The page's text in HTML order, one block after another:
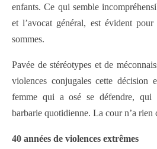
enfants. Ce qui semble
et l’avocat général, est évident
sommes.
Pavée de stéréotypes et de
violences conjugales cette décision
femme qui a osé se défendre, qui
barbarie quotidienne. La cour n’a rien
40 années de violences extrêmes